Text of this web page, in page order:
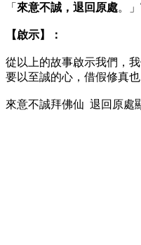
「 來意不誠，退回原處。
【啟示】：
從以上的故事啟示我們，
要以至誠的心，借假修真
來意不誠拜佛仙 退回原處